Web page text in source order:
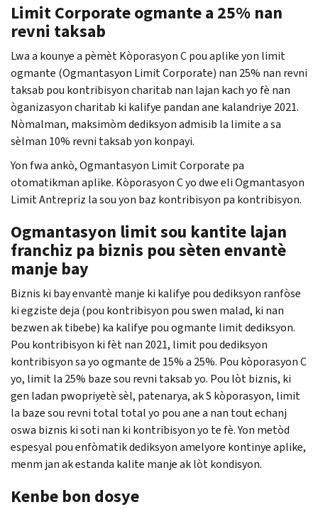
Limit Corporate ogmante a 25% nan
revni taksab
Lwa a kounye a pèmèt Kòporasyon C pou aplike yon limit
ogmante (Ogmantasyon Limit Corporate) nan 25% nan revni
taksab pou kontribisyon charitab nan lajan kach yo fè nan
òganizasyon charitab ki kalifye pandan ane kalandriye 2021.
Nòmalman, maksimòm dediksyon admisib la limite a sa
sèlman 10% revni taksab yon konpayi.
Yon fwa ankò, Ogmantasyon Limit Corporate pa
otomatikman aplike. Kòporasyon C yo dwe eli Ogmantasyon
Limit Antrepriz la sou yon baz kontribisyon pa kontribisyon.
Ogmantasyon limit sou kantite lajan
franchiz pa biznis pou sèten envantè
manje bay
Biznis ki bay envantè manje ki kalifye pou dediksyon ranfòse
ki egziste deja (pou kontribisyon pou swen malad, ki nan
bezwen ak tibebe) ka kalifye pou ogmante limit dediksyon.
Pou kontribisyon ki fèt nan 2021, limit pou dediksyon
kontribisyon sa yo ogmante de 15% a 25%. Pou kòporasyon C
yo, limit la 25% baze sou revni taksab yo. Pou lòt biznis, ki
gen ladan pwopriyetè sèl, patenarya, ak S kòporasyon, limit
la baze sou revni total total yo pou ane a nan tout echanj
oswa biznis ki soti nan ki kontribisyon yo te fè. Yon metòd
espesyal pou enfòmatik dediksyon amelyore kontinye aplike,
menm jan ak estanda kalite manje ak lòt kondisyon.
Kenbe bon dosye